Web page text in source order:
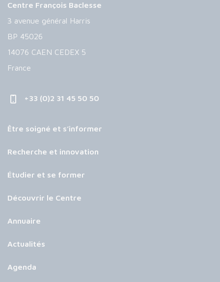
Centre François Baclesse
3 avenue général Harris
BP 45026
14076 CAEN CEDEX 5
France
+33 (0)2 31 45 50 50
Être soigné et s’informer
Recherche et innovation
Étudier et se former
Découvrir le Centre
Annuaire
Actualités
Agenda